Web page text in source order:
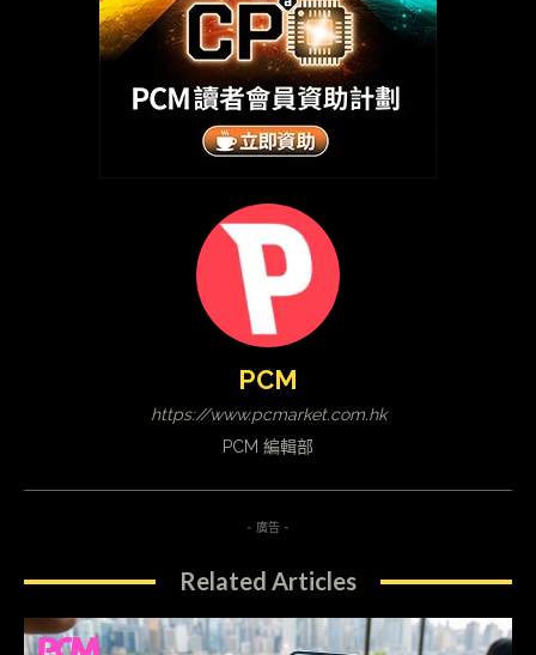
PCM
https://www.pcmarket.com.hk
PCM 編輯部
- 廣告 -
Related Articles